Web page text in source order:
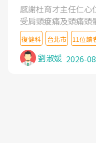
感謝杜育才主任仁心
受肩頸痠痛及頭痛頭
檢查,也嘗試過西醫打
沒有用,後來連吃到嗎
症狀,沒多久就痛起來
台灣親友介紹忠孝醫
復健科 台北市 11位讀
劉淑媛 2026-